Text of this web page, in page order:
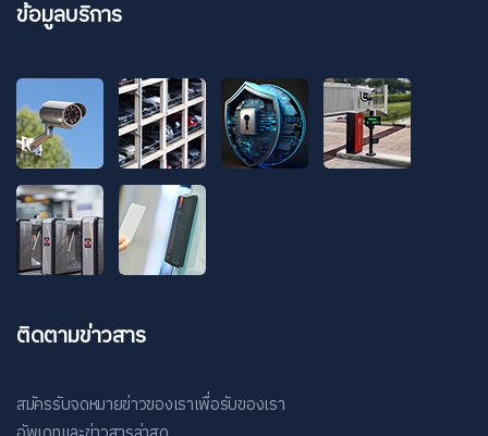
ข้อมูลบริการ
ติดตามข่าวสาร
สมัครรับจดหมายข่าวของเราเพื่อรับของเรา